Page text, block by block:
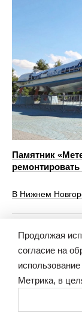
Памятник
В Нижнем
Картина дня
Продолжая
согласие на
Метрика, в